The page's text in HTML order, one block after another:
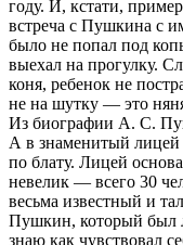
году. И, кстати,
встреча с Пушкина с
было не попал под
выехал на прогулку.
коня, ребенок не
не на шутку — это
Из биографии А. С.
А в знаменитый лицей
по блату. Лицей
невелик — всего 30
весьма известный и
Пушкин, который был
знаю как чувствовал